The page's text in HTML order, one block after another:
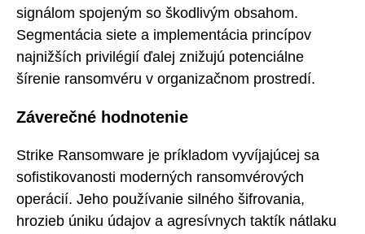
signálom spojeným so škodlivým obsahom.
Segmentácia siete a implementácia princípov
najnižších privilégií ďalej znižujú potenciálne
šírenie ransomvéru v organizačnom prostredí.
Záverečné hodnotenie
Strike Ransomware je príkladom vyvíjajúcej sa
sofistikovanosti moderných ransomvérových
operácií. Jeho používanie silného šifrovania,
hrozieb úniku údajov a agresívnych taktík nátlaku